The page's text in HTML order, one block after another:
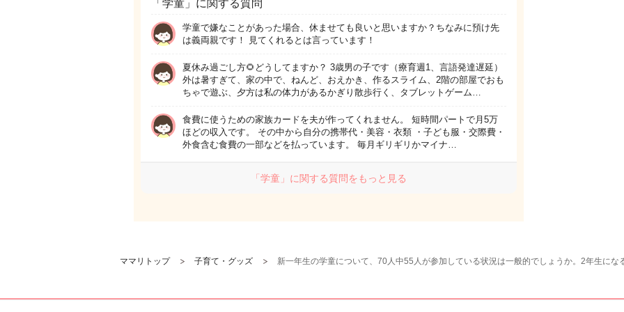
「学童」に関する質問
学童で嫌なことがあった場合、休ませても良いと思いますか？ちなみに預け先
は義両親です！ 見てくれるとは言っています！
夏休み過ごし方🌻どうしてますか？ 3歳男の子です（療育週1、言語発達遅延）
外は暑すぎて、家の中で、ねんど、おえかき、作るスライム、2階の部屋でおも
ちゃで遊ぶ、夕方は私の体力があるかぎり散歩行く、タブレットゲーム…
食費に使うための家族カードを夫が作ってくれません。 短時間パートで月5万
ほどの収入です。 その中から自分の携帯代・美容・衣類 ・子ども服・交際費・
外食含む食費の一部などを払っています。 毎月ギリギリかマイナ…
「学童」に関する質問をもっと見る
ママリトップ 子育て・グッズ 新一年生の学童について、70人中55人が参加している状況は一般的でしょうか。2年生にな